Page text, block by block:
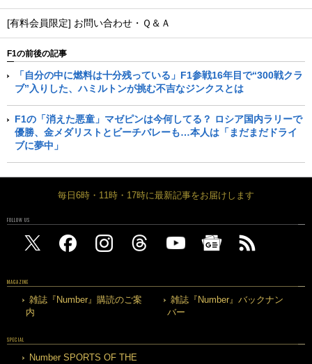
[有料会員限定] お問い合わせ・Ｑ＆Ａ
F1の前後の記事
「自分の中に燃料は十分残っている」F1参戦16年目で“300戦クラ
ブ”入りした、ハミルトンが挑む不吉なジンクスとは
F1の「消えた悪童」マゼピンは今何してる？ ロシア国内ラリーで
優勝、金メダリストとビーチバレーも…本人は「まだまだドライ
ブに夢中」
毎日6時・11時・17時に最新記事をお届けします
FOLLOW US
MAGAZINE
雑誌『Number』購読のご案
内
雑誌『Number』バックナン
バー
SPECIAL
Number SPORTS OF THE